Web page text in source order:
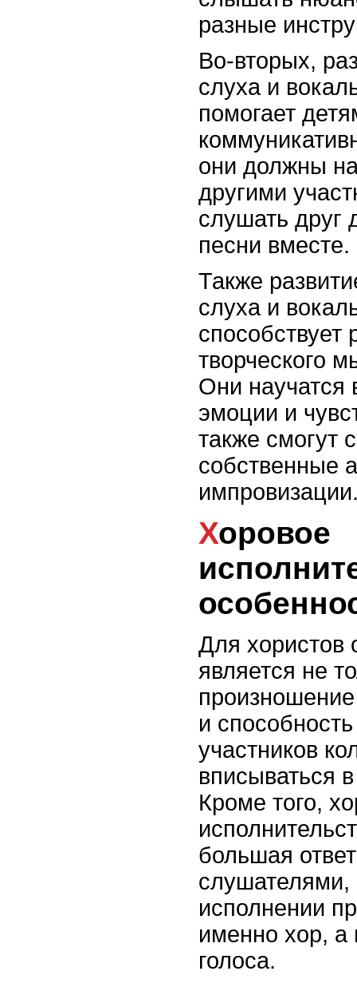
разные
Во-вторых,
слуха и
помогает
они должны
другими
слушать друг
песни вместе.
Также
слуха и
способствует
творческого
Они научатся
эмоции и
также смогут
собственные
Хоровое
Для хористов
является не
и
участников
вписываться
Кроме того,
большая
слушателями,
исполнении
именно хор, а
голоса.